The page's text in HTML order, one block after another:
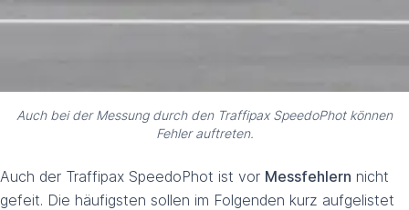
Auch bei der Messung durch den Traffipax SpeedoPhot können
Fehler auftreten.
Auch der Traffipax SpeedoPhot ist vor Messfehlern nicht
gefeit. Die häufigsten sollen im Folgenden kurz aufgelistet